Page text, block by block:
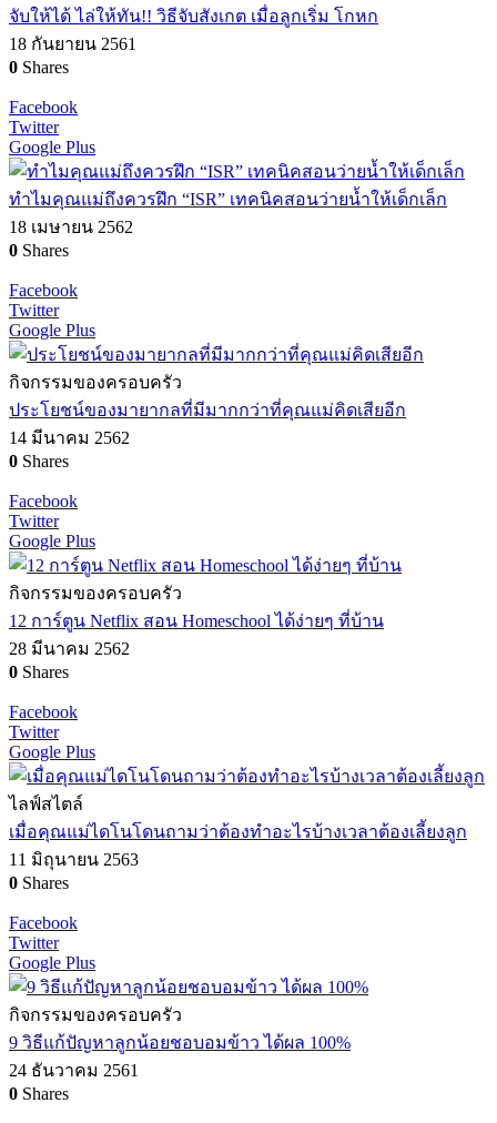
จับให้ได้ ไล่ให้ทัน!! วิธีจับสังเกต เมื่อลูกเริ่ม โกหก
18 กันยายน 2561
0 Shares
Facebook
Twitter
Google Plus
ทำไมคุณแม่ถึงควรฝึก “ISR” เทคนิคสอนว่ายน้ำให้เด็กเล็ก
18 เมษายน 2562
0 Shares
Facebook
Twitter
Google Plus
กิจกรรมของครอบครัว
ประโยชน์ของมายากลที่มีมากกว่าที่คุณแม่คิดเสียอีก
14 มีนาคม 2562
0 Shares
Facebook
Twitter
Google Plus
กิจกรรมของครอบครัว
12 การ์ตูน Netflix สอน Homeschool ได้ง่ายๆ ที่บ้าน
28 มีนาคม 2562
0 Shares
Facebook
Twitter
Google Plus
ไลฟ์สไตล์
เมื่อคุณแม่ไดโนโดนถามว่าต้องทำอะไรบ้างเวลาต้องเลี้ยงลูก
11 มิถุนายน 2563
0 Shares
Facebook
Twitter
Google Plus
กิจกรรมของครอบครัว
9 วิธีแก้ปัญหาลูกน้อยชอบอมข้าว ได้ผล 100%
24 ธันวาคม 2561
0 Shares